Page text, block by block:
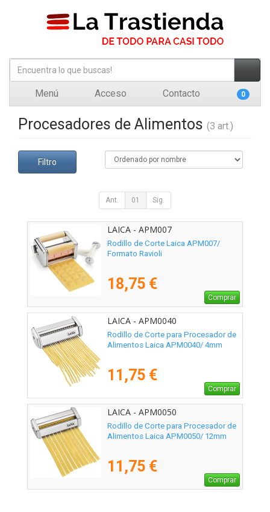
Menú Acceso Contacto 0
Procesadores de Alimentos (3 art.)
Filtro
Ant. 01 Sig.
LAICA - APM007
Rodillo de Corte Laica APM007/
Formato Ravioli
18,75 €
Comprar
LAICA - APM0040
Rodillo de Corte para Procesador de
Alimentos Laica APM0040/ 4mm
11,75 €
Comprar
LAICA - APM0050
Rodillo de Corte para Procesador de
Alimentos Laica APM0050/ 12mm
11,75 €
Comprar